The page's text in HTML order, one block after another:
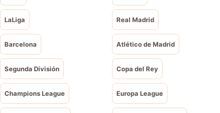
LaLiga Real Madrid
Barcelona Atlético de Madrid
Segunda División Copa del Rey
Champions League Europa League